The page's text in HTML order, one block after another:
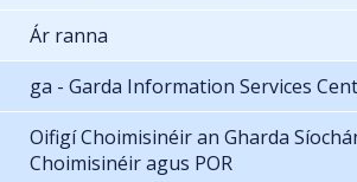
Ár ranna
ga - Garda Information Services
Oifigí Choimisinéir an Gharda
Choimisinéir agus POR